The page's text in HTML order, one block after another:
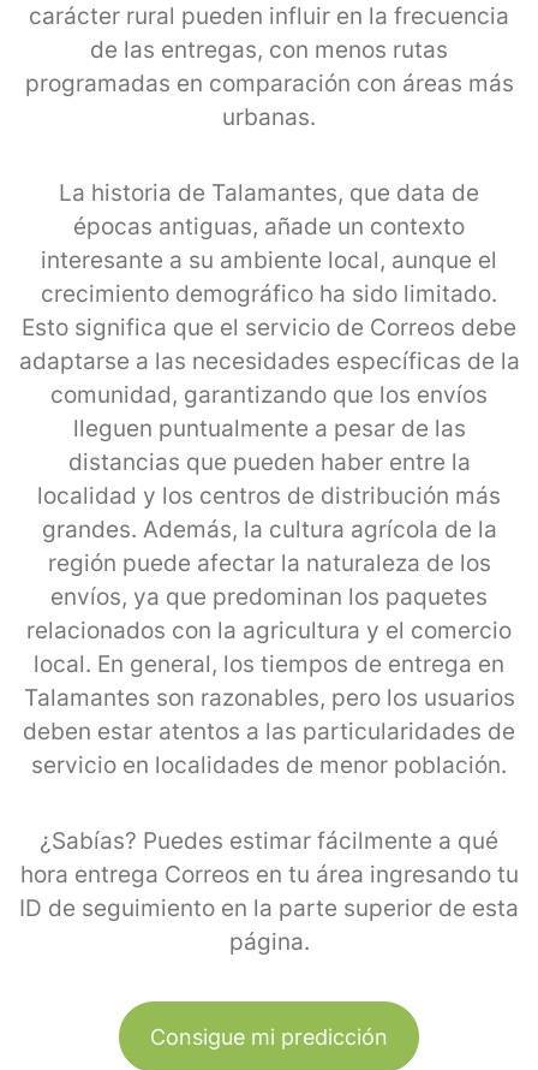
carácter rural pueden influir en la frecuencia
de las entregas, con menos rutas
programadas en comparación con áreas más
urbanas.
La historia de Talamantes, que data de
épocas antiguas, añade un contexto
interesante a su ambiente local, aunque el
crecimiento demográfico ha sido limitado.
Esto significa que el servicio de Correos debe
adaptarse a las necesidades específicas de la
comunidad, garantizando que los envíos
lleguen puntualmente a pesar de las
distancias que pueden haber entre la
localidad y los centros de distribución más
grandes. Además, la cultura agrícola de la
región puede afectar la naturaleza de los
envíos, ya que predominan los paquetes
relacionados con la agricultura y el comercio
local. En general, los tiempos de entrega en
Talamantes son razonables, pero los usuarios
deben estar atentos a las particularidades de
servicio en localidades de menor población.
¿Sabías? Puedes estimar fácilmente a qué
hora entrega Correos en tu área ingresando tu
ID de seguimiento en la parte superior de esta
página.
Consigue mi predicción